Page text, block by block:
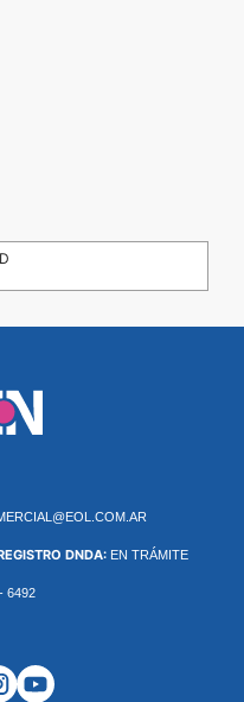
DNDA: EN TRÁMITE
- 6492